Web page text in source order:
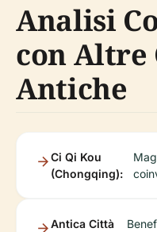
Analisi
con Altre
Antiche
Ci Qi Kou
(Chongqing):
Antica Città